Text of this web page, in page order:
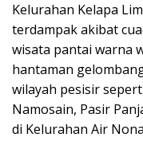
Kelurahan Kelapa
terdampak akibat
wisata pantai warna
hantaman
wilayah pesisir
Namosain, Pasir
di Kelurahan Air